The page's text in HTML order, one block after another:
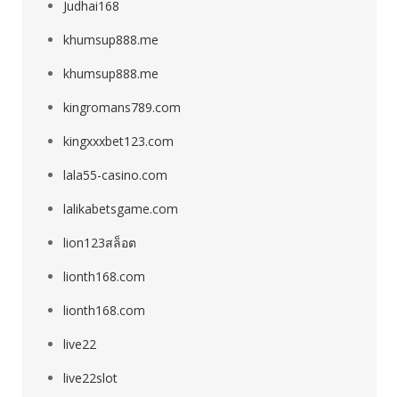
Judhai168
khumsup888.me
khumsup888.me
kingromans789.com
kingxxxbet123.com
lala55-casino.com
lalikabetsgame.com
lion123สล็อต
lionth168.com
lionth168.com
live22
live22slot